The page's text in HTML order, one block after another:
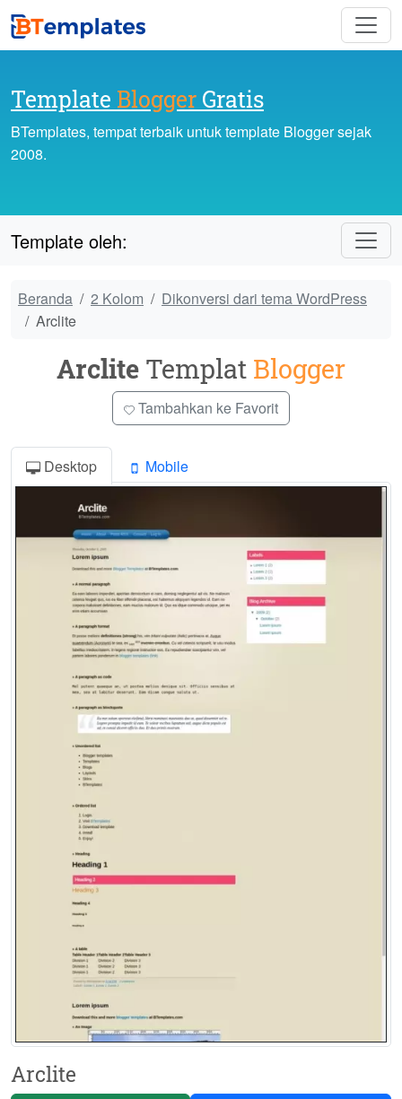
Template Blogger Gratis
BTemplates, tempat terbaik untuk template Blogger sejak
2008.
Template oleh:
Beranda 2 Kolom
Dikonversi dari tema WordPress
Arclite
Arclite Templat Blogger
Tambahkan ke Favorit
Arclite
Desktop Mobile